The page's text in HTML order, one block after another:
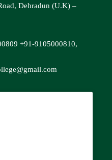
Dehradun (U.K) –
+91-9105000810,